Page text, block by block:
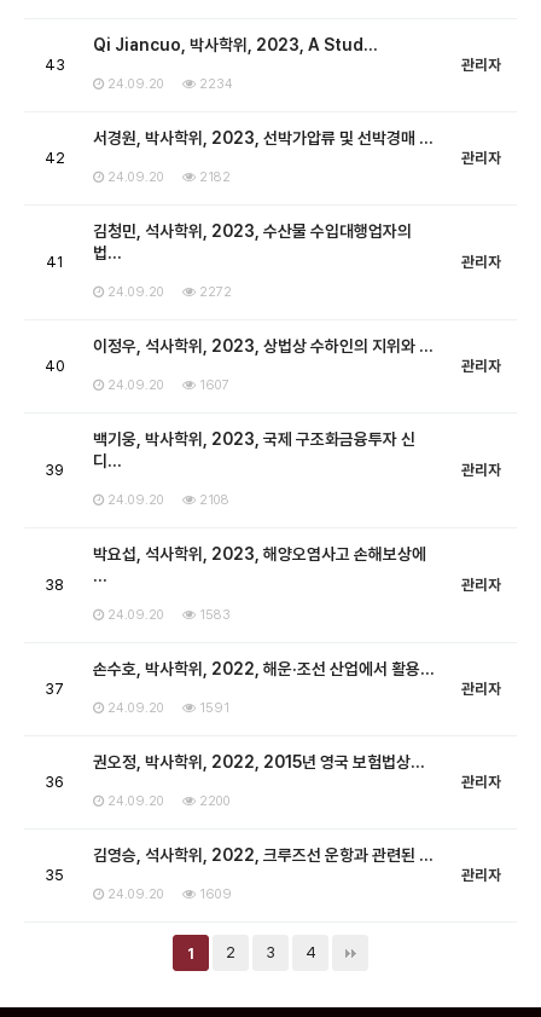
43
Qi Jiancuo, 박사학위, 2023, A Stud…
24.09.20 2234
관리자
42
서경원, 박사학위, 2023, 선박가압류 및 선박경매 …
24.09.20 2182
관리자
41
김청민, 석사학위, 2023, 수산물 수입대행업자의
법…
24.09.20 2272
관리자
40
이정우, 석사학위, 2023, 상법상 수하인의 지위와 …
24.09.20 1607
관리자
39
백기웅, 박사학위, 2023, 국제 구조화금융투자 신
디…
24.09.20 2108
관리자
38
박요섭, 석사학위, 2023, 해양오염사고 손해보상에
…
24.09.20 1583
관리자
37
손수호, 박사학위, 2022, 해운·조선 산업에서 활용…
24.09.20 1591
관리자
36
권오정, 박사학위, 2022, 2015년 영국 보험법상…
24.09.20 2200
관리자
35
김영승, 석사학위, 2022, 크루즈선 운항과 관련된 …
24.09.20 1609
관리자
1 2 3 4